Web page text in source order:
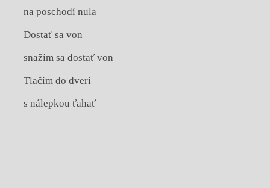
na poschodí nula
Dostať sa von
snažím sa dostať von
Tlačím do dverí
s nálepkou ťahať